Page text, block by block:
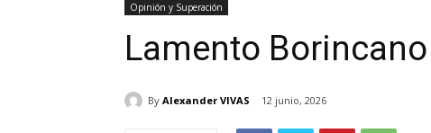
Opinión y Superación
Lamento Borincano
By Alexander VIVAS 12 junio, 2026